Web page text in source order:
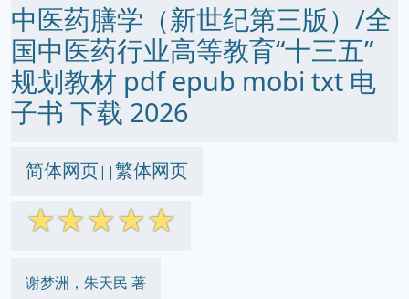
中医药膳学（新世纪第三版）/全
国中医药行业高等教育“十三五”
规划教材 pdf epub mobi txt 电
子书 下载 2026
简体网页||繁体网页
☆☆☆☆☆
谢梦洲，朱天民 著